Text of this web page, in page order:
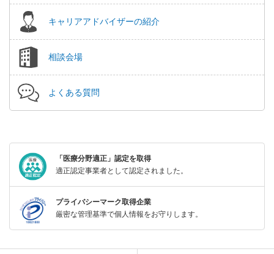
キャリアアドバイザーの紹介
相談会場
よくある質問
「医療分野適正」認定を取得
適正認定事業者として認定されました。
プライバシーマーク取得企業
厳密な管理基準で個人情報をお守りします。